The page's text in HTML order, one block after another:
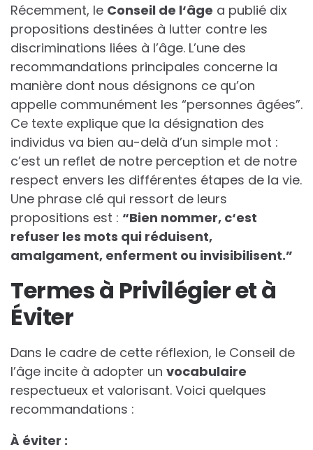
Récemment, le Conseil de l‘âge a publié dix
propositions destinées à lutter contre les
discriminations liées à l’âge. L’une des
recommandations principales concerne la
manière dont nous désignons ce qu’on
appelle communément les “personnes âgées”.
Ce texte explique que la désignation des
individus va bien au-delà d’un simple mot :
c’est un reflet de notre perception et de notre
respect envers les différentes étapes de la vie.
Une phrase clé qui ressort de leurs
propositions est : “Bien nommer, c‘est
refuser les mots qui réduisent,
amalgament, enferment ou invisibilisent.”
Termes à Privilégier et à
Éviter
Dans le cadre de cette réflexion, le Conseil de
l’âge incite à adopter un vocabulaire
respectueux et valorisant. Voici quelques
recommandations :
À éviter :